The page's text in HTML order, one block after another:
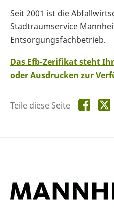
Seit 2001 ist die
Stadtraumservice
Entsorgungsfachbetrieb.
Das Efb-Zerifikat steht
oder Ausdrucken zur
Teile diese Seite Teile
diese